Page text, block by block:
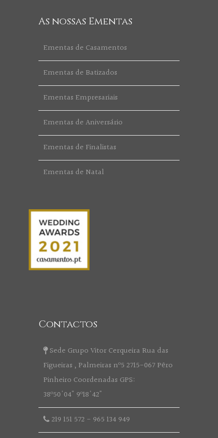
As nossas Ementas
Ementas de Casamentos
Ementas de Batizados
Ementas Empresariais
Ementas de Aniversário
Ementas de Finalistas
Ementas de Natal
Contactos
Sede Grupo Vitor Cerqueira Rua das
Figueiras , Palmeiras nº5 2715-067 Pêro
Pinheiro Coordenadas GPS:
38º50'04" 9º18'42"
219 151 572 - 965 134 949